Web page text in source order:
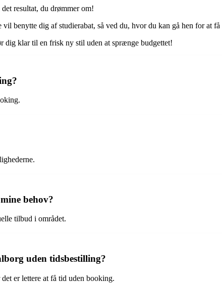
resultat, du drømmer om!
benytte dig af studierabat, så ved du, hvor du kan gå hen for at
klar til en frisk ny stil uden at sprænge budgettet!
behov?
tilbud i området.
uden tidsbestilling?
er lettere at få tid uden booking.